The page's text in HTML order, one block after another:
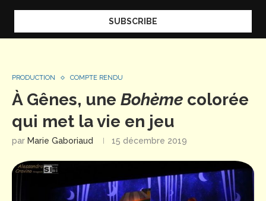
PRODUCTION COMPTE RENDU
À Gênes, une Bohème colorée
qui met la vie en jeu
par Marie Gaboriaud 15 décembre 2019